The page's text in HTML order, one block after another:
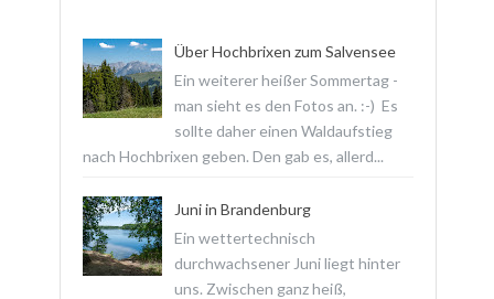
Über Hochbrixen zum Salvensee
Ein weiterer heißer Sommertag -
man sieht es den Fotos an. :-) Es
sollte daher einen Waldaufstieg
nach Hochbrixen geben. Den gab es, allerd...
Juni in Brandenburg
Ein wettertechnisch
durchwachsener Juni liegt hinter
uns. Zwischen ganz heiß,